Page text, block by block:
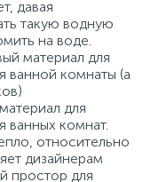
давая
такую водную
на воде.
материал для
ванной комнаты (а
для
ванных комнат.
относительно
дизайнерам
простор для